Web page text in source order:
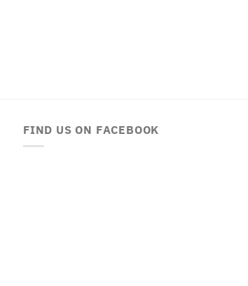
FIND US ON FACEBOOK